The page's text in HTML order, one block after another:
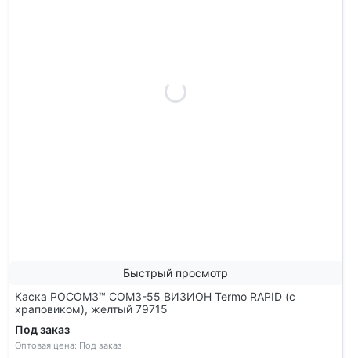
Быстрый просмотр
Каска РОСОМЗ™ СОМЗ-55 ВИЗИОН Termo RAPID (с
храповиком), желтый 79715
Под заказ
Оптовая цена: Под заказ